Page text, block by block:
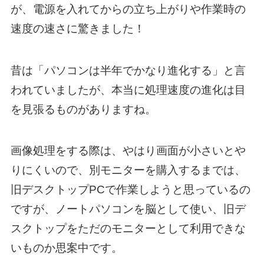
が、電源を入れてからの立ち上がりや作業時の
速度の速さに驚きました！
昔は「パソコンは半年でかなり進化する」と言
われていましたが、本当に処理速度の進化は目
を見張るものがありますね。
画像処理をする際は、やはり画面が小さいとや
りにくいので、別モニターを購入するまでは、
旧デスクトップPCで作業しようと思っているの
ですが、ノートパソコンを脳として使い、旧デ
スクトップをただのモニターとして利用できな
いものか思案中です。